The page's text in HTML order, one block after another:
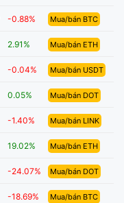
-0.88% Mua/bán BTC
2.91% Mua/bán ETH
-0.04% Mua/bán USDT
0.05% Mua/bán DOT
-1.40% Mua/bán LINK
19.02% Mua/bán ETH
-24.07% Mua/bán DOT
-18.69% Mua/bán BTC